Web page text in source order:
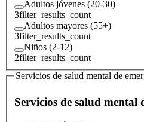
Adultos jóvenes (20-30)
3filter_results_count
Adultos mayores (55+)
3filter_results_count
Niños (2-12)
2filter_results_count
Servicios de salud mental de
Servicios de salud mental